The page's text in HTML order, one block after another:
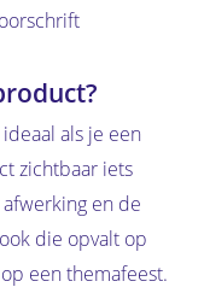
als je een
zichtbaar iets
en de
die opvalt op
een themafeest.